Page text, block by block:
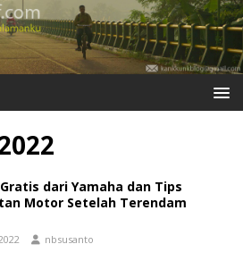
dari Yamaha dan Tips
Motor Setelah Terendam
nbsusanto